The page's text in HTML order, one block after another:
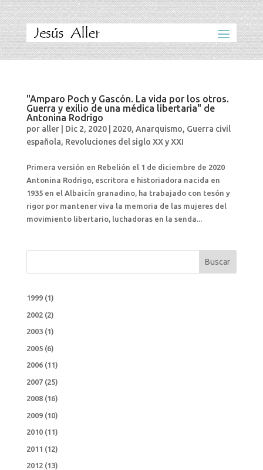
"Amparo Poch y Gascón. La vida por los otros.
Guerra y exilio de una médica libertaria" de
Antonina Rodrigo
por aller| Dic 2, 2020| 2020, Anarquismo, Guerra civil
española, Revoluciones del siglo XX y XXI
Primera versión en Rebelión el 1 de diciembre de 2020
Antonina Rodrigo, escritora e historiadora nacida en
1935 en el Albaicín granadino, ha trabajado con tesón y
rigor por mantener viva la memoria de las mujeres del
movimiento libertario, luchadoras en la senda...
Buscar
1999(1)
2002(2)
2003(1)
2005(6)
2006(11)
2007(25)
2008(16)
2009(10)
2010(11)
2011 (12)
2012(13)